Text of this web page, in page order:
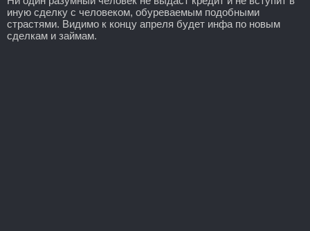
иную сделку с человеком, обуреваемым подобными
страстями. Видимо к концу апреля будет инфа по новым
сделкам и займам.